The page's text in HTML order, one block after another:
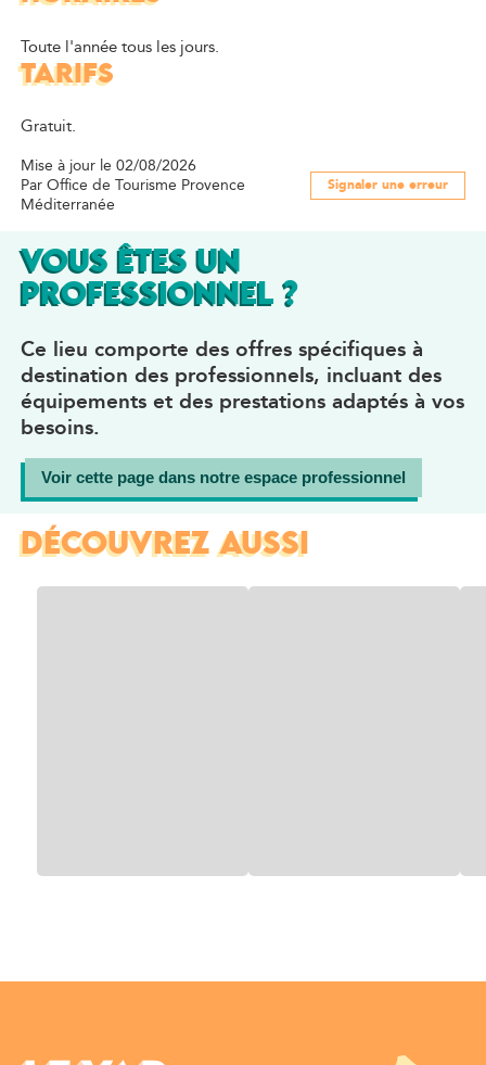
Toute l'année tous les jours.
TARIFS
Gratuit.
Mise à jour le 02/08/2026
Par Office de Tourisme Provence
Méditerranée
Signaler une erreur
VOUS ÊTES UN
PROFESSIONNEL ?
Ce lieu comporte des offres spécifiques à
destination des professionnels, incluant des
équipements et des prestations adaptés à vos
besoins.
Voir cette page dans notre espace professionnel
DÉCOUVREZ AUSSI